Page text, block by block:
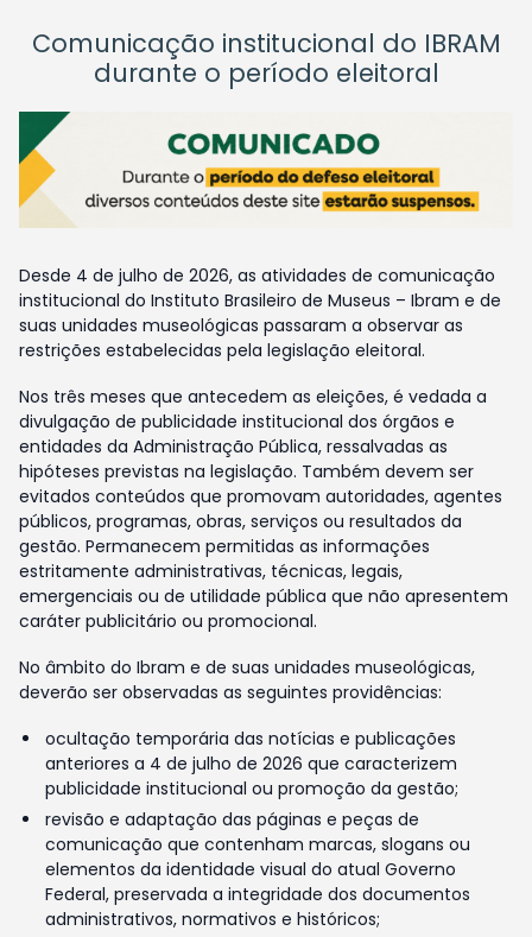
Comunicação institucional do IBRAM
durante o período eleitoral
Desde 4 de julho de 2026, as atividades de comunicação
institucional do Instituto Brasileiro de Museus – Ibram e de
suas unidades museológicas passaram a observar as
restrições estabelecidas pela legislação eleitoral.
Nos três meses que antecedem as eleições, é vedada a
divulgação de publicidade institucional dos órgãos e
entidades da Administração Pública, ressalvadas as
hipóteses previstas na legislação. Também devem ser
evitados conteúdos que promovam autoridades, agentes
públicos, programas, obras, serviços ou resultados da
gestão. Permanecem permitidas as informações
estritamente administrativas, técnicas, legais,
emergenciais ou de utilidade pública que não apresentem
caráter publicitário ou promocional.
No âmbito do Ibram e de suas unidades museológicas,
deverão ser observadas as seguintes providências:
ocultação temporária das notícias e publicações
anteriores a 4 de julho de 2026 que caracterizem
publicidade institucional ou promoção da gestão;
revisão e adaptação das páginas e peças de
comunicação que contenham marcas, slogans ou
elementos da identidade visual do atual Governo
Federal, preservada a integridade dos documentos
administrativos, normativos e históricos;